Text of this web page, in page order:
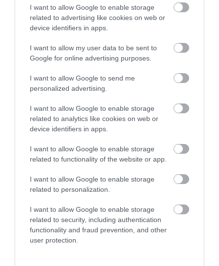
I want to allow Google to enable storage
related to advertising like cookies on web or
device identifiers in apps.
I want to allow my user data to be sent to
Google for online advertising purposes.
I want to allow Google to send me
personalized advertising.
I want to allow Google to enable storage
related to analytics like cookies on web or
device identifiers in apps.
I want to allow Google to enable storage
related to functionality of the website or app.
I want to allow Google to enable storage
related to personalization.
I want to allow Google to enable storage
related to security, including authentication
functionality and fraud prevention, and other
user protection.
ζωής της μπαταρίας! Η τεχνολογία «ActivCell™»
λειτουργεί για τη βελτιστοποίηση της χρήσης
ενέργειας, αποφεύγοντας την υπερθέρμανση και
ΤΕΧΝΙΚΑ ΣΤΟΙΧΕΙΑ
Ηλεκτρική τάση: 18 V
Απόδοση μπαταρίας: 5,0 Ah
ΧΑΡΑΚΤΗΡΙΣΤΙΚΑ
λειτουργεί για τη βελτιστοποίηση της χρήσης
ενέργειας, αποφεύγοντας την υπερθέρμανση και
μεγιστοποιώντας την απόδοση της μπαταρίας
* Η πατενταρισμένη ένδειξη της στάθμης φόρτισης
της μπαταρίας εμφανίζει άνετα τη στάθμη φόρτισης
της μπαταρίας
25 % μεγαλύτερο χρόνο λειτουργίας και 2 φορές
μεγαλύτερη διάρκεια ζωής
* Κινητήρας χωρίς ψήκτρες: Γρηγορότερος,
ισχυρότερος και 10 φορές μεγαλύτερη διάρκειας ζωής